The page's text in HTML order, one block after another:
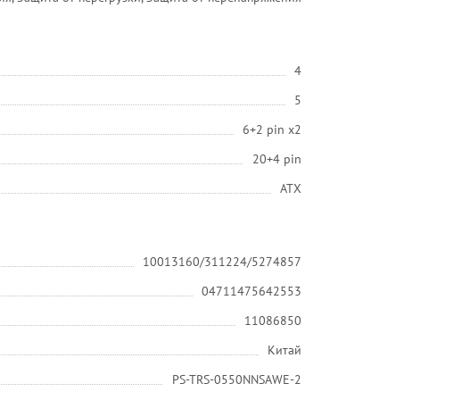
4
5
6+2 pin x2
20+4 pin
ATX
10013160/311224/5274857
04711475642553
11086850
Китай
PS-TRS-0550NNSAWE-2